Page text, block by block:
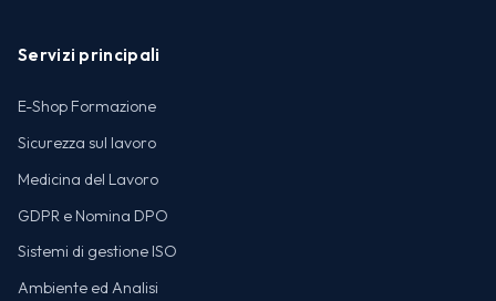
Servizi principali
E-Shop Formazione
Sicurezza sul lavoro
Medicina del Lavoro
GDPR e Nomina DPO
Sistemi di gestione ISO
Ambiente ed Analisi